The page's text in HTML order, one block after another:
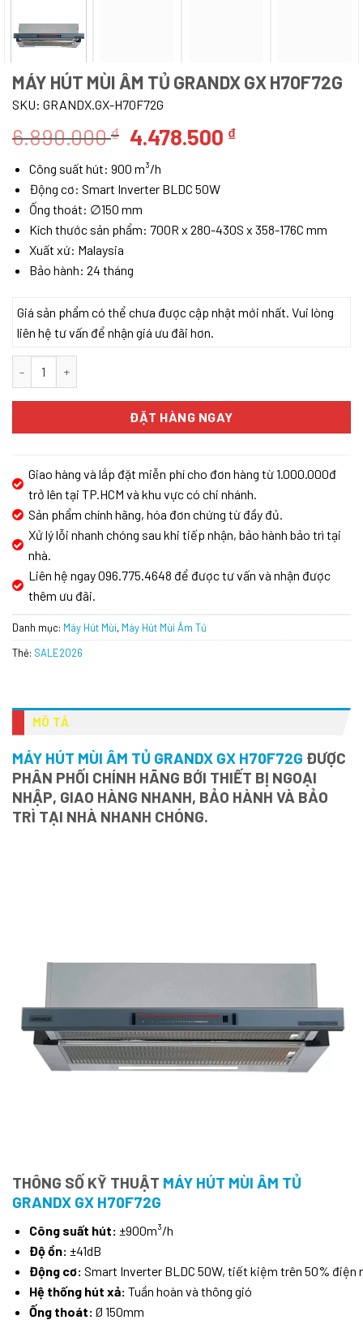
MÁY HÚT MÙI ÂM TỦ GRANDX GX H70F72G
SKU: GRANDX.GX-H70F72G
6.890.000₫ Giá
gốc
là:
6.890.000 ₫.
4.478.500 ₫Giá
4.478.500 ₫.
Công suất hút: 900 m³/h
Động cơ: Smart Inverter BLDC 50W
Ống thoát: ∅150 mm
Kích thước sản phẩm: 700R x 280-430S x 358-176C mm
Xuất xứ: Malaysia
Bảo hành: 24 tháng
Giá sản phẩm có thể chưa được cập nhật mới nhất. Vui lòng
liên hệ tư vấn để nhận giá ưu đãi hơn.
ĐẶT HÀNG NGAY
Giao hàng và lắp đặt miễn phí cho đơn hàng từ 1.000.000đ
trở lên tại TP.HCM và khu vực có chi nhánh.
Sản phẩm chính hãng, hóa đơn chứng từ đầy đủ.
Xử lý lỗi nhanh chóng sau khi tiếp nhận, bảo hành bảo trì tại
nhà.
Liên hệ ngay 096.775.4648 để được tư vấn và nhận được
thêm ưu đãi.
Danh mục: Máy Hút Mùi, Máy Hút Mùi Âm Tủ
Thẻ: SALE2026
MÔ TẢ
MÁY HÚT MÙI ÂM TỦ GRANDX GX H70F72G ĐƯỢC
PHÂN PHỐI CHÍNH HÃNG BỚI THIẾT BỊ NGOẠI
NHẬP, GIAO HÀNG NHANH, BẢO HÀNH VÀ BẢO
TRÌ TẠI NHÀ NHANH CHÓNG.
THÔNG SỐ KỸ THUẬT MÁY HÚT MÙI ÂM TỦ
GRANDX GX H70F72G
Công suất hút: ±900m³/h
Độ ồn: ±41dB
Động cơ: Smart Inverter BLDC 50W, tiết kiệm trên 50%
Hệ thống hút xả: Tuần hoàn và thông gió
Ống thoát: Ø 150mm